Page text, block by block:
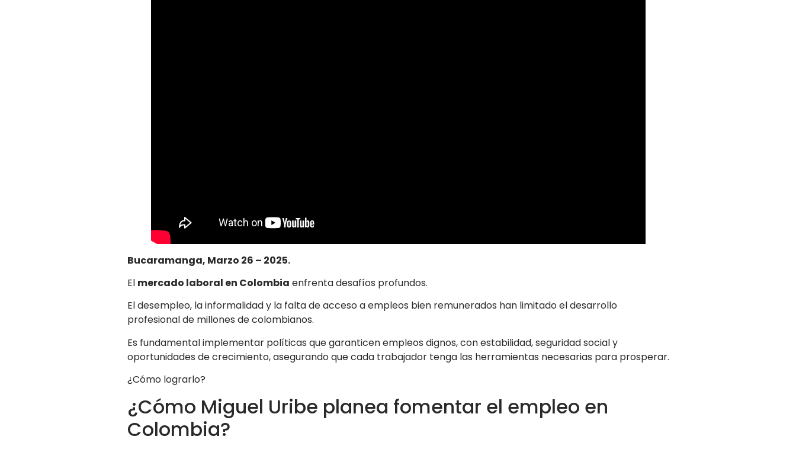
Bucaramanga, Marzo 26 – 2025.
El mercado laboral en Colombia enfrenta desafíos profundos.
El desempleo, la informalidad y la falta de acceso a empleos bien remunerados han limitado el desarrollo
profesional de millones de colombianos.
Es fundamental implementar políticas que garanticen empleos dignos, con estabilidad, seguridad social y
oportunidades de crecimiento, asegurando que cada trabajador tenga las herramientas necesarias para prosperar.
¿Cómo lograrlo?
¿Cómo Miguel Uribe planea fomentar el empleo en
Colombia?